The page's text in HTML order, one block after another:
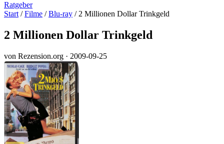
Ratgeber
Start / Filme / Blu-ray / 2 Millionen Dollar Trinkgeld
2 Millionen Dollar Trinkgeld
von Rezension.org · 2009-09-25